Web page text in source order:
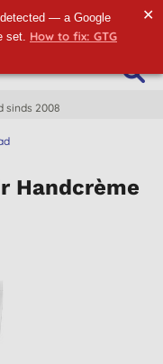
— a Google
set. How to fix: GTG
✕
sinds 2008
Handcrème